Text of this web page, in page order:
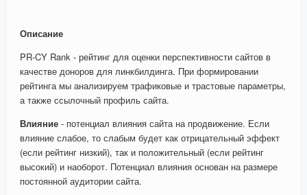
Описание
PR-CY Rank - рейтинг для оценки перспективности сайтов в
качестве доноров для линкбилдинга. При формировании
рейтинга мы анализируем трафиковые и трастовые параметры,
а также ссылочный профиль сайта.
Влияние - потенциал влияния сайта на продвижение. Если
влияние слабое, то слабым будет как отрицательный эффект
(если рейтинг низкий), так и положительный (если рейтинг
высокий) и наоборот. Потенциал влияния основан на размере
постоянной аудитории сайта.